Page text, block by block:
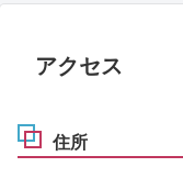
アクセス
住所